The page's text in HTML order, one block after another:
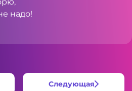
надо!
Следующая